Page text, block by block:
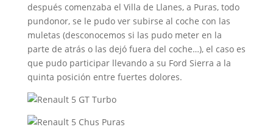
después comenzaba el Villa de Llanes, a Puras, todo
pundonor, se le pudo ver subirse al coche con las
muletas (desconocemos si las pudo meter en la
parte de atrás o las dejó fuera del coche…), el caso es
que pudo participar llevando a su Ford Sierra a la
quinta posición entre fuertes dolores.